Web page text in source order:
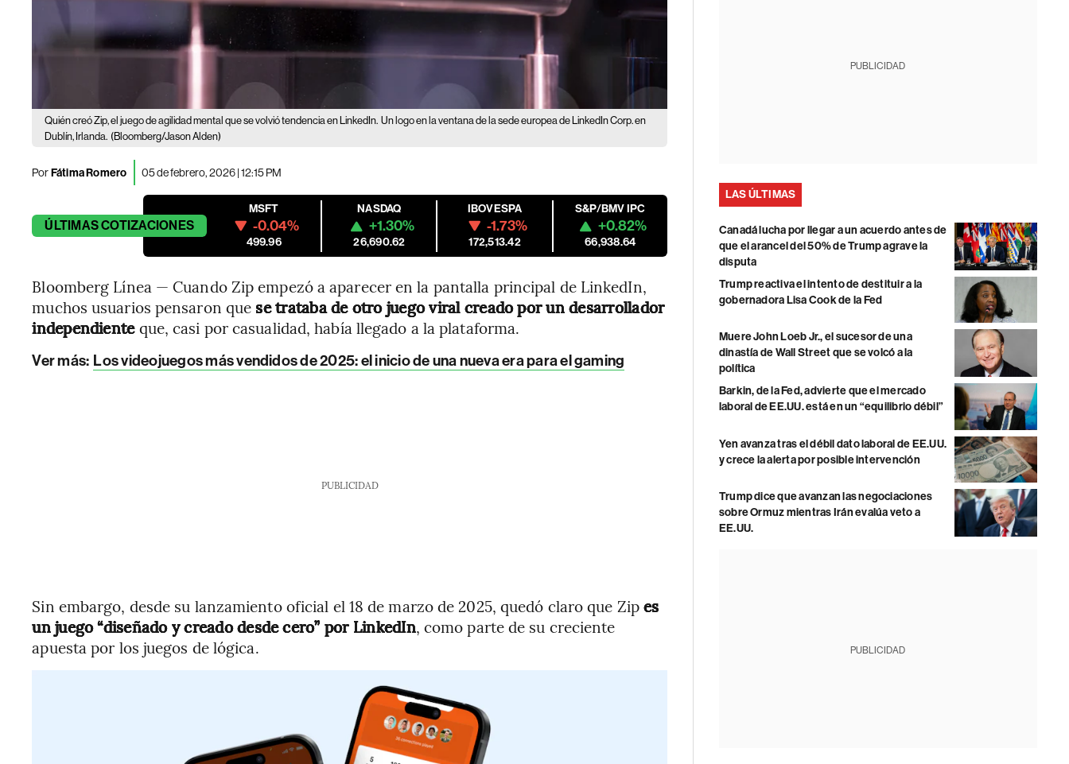
Quién creó Zip, el juego de agilidad mental que se volvió tendencia en LinkedIn. Un logo en la ventana de la sede europea de LinkedIn Corp. en
Dublín, Irlanda. (Bloomberg/Jason Alden)
PorFátima Romero 05 de febrero, 2026 | 12:15 PM
ÚLTIMASCOTIZACIONES
MSFT
-0.04%
499.96
NASDAQ
+1.30%
26,690.62
IBOVESPA
-1.73%
172,513.42
S&P/BMV IPC
+0.82%
66,938.64
Bloomberg Línea — Cuando Zip empezó a aparecer en la pantalla principal de LinkedIn,
muchos usuarios pensaron que se trataba de otro juego viral creado por un desarrollador
independienteque, casi por casualidad, había llegado a la plataforma.
Ver más: Los videojuegos más vendidos de 2025: el inicio de una nueva era para el gaming
PUBLICIDAD
Sin embargo, desde su lanzamiento oficial el 18 de marzo de 2025, quedó claro que Zipes
un juego “diseñado y creado desde cero” por LinkedIn, como parte de su creciente
apuesta por los juegos de lógica.
PUBLICIDAD
LAS ÚLTIMAS
Canadá lucha por llegar a un acuerdo antes de
que el arancel del 50% de Trump agrave la
disputa
Trump reactiva el intento de destituir a la
gobernadora Lisa Cook de la Fed
Muere John Loeb Jr., el sucesor de una
dinastía de Wall Street que se volcó a la
política
Barkin, de la Fed, advierte que el mercado
laboral de EE.UU. está en un “equilibrio débil”
Yen avanza tras el débil dato laboral de EE.UU.
y crece la alerta por posible intervención
Trump dice que avanzan las negociaciones
sobre Ormuz mientras Irán evalúa veto a
EE.UU.
PUBLICIDAD